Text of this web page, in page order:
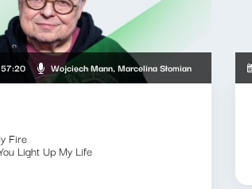
57:20 Wojciech Mann, Marcelina Słomian
Fire
Light Up My Life